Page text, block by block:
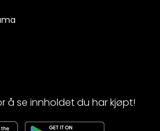
å se innholdet du har kjøpt!